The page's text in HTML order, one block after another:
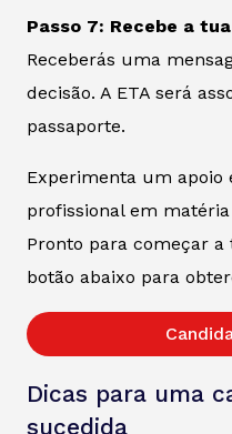
Passo 7: Recebe a
Receberás uma
decisão. A ETA será
passaporte.
Experimenta um apoio
profissional em
Pronto para começar
botão abaixo para
Dicas para uma
sucedida